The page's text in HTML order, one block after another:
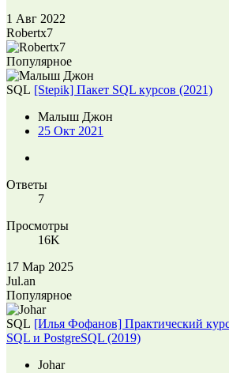
1 Авг 2022
Robertx7
Популярное
SQL [Stepik] Пакет SQL курсов (2021)
Малыш Джон
25 Окт 2021
Ответы
7
Просмотры
16K
17 Мар 2025
Jul.an
Популярное
SQL [Илья Фофанов] Практический
SQL и PostgreSQL (2019)
Johar